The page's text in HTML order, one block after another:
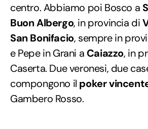
centro. Abbiamo poi Bosco a
Buon Albergo, in provincia di
San Bonifacio, sempre in
e Pepe in Grani a Caiazzo, in
Caserta. Due veronesi, due
compongono il poker
Gambero Rosso.